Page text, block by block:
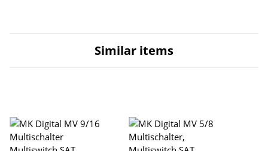
Similar items